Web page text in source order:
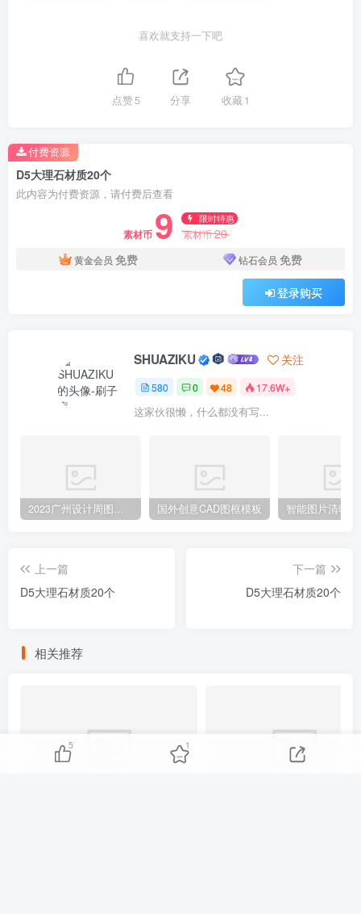
喜欢就支持一下吧
点赞5 分享 收藏1
D5大理石材质20个
此内容为付费资源，请付费后查看
素材币 9 限时特惠
素材币20
黄金会员 免费 钻石会员 免费
登录购买
付费资源
SHUAZIKU 关注
580 0 48 17.6W+
这家伙很懒，什么都没有写...
2023广州设计周图集更新至8000多张高清图+联系方式 国外创意CAD图框模板
上一篇
D5大理石材质20个
下一篇
D5大理石材质20个
相关推荐
5 1